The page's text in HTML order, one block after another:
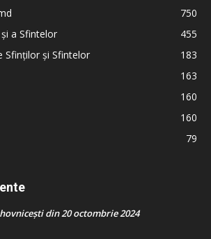
750
a Sfintelor
455
Sfinților și Sfintelor
183
163
160
160
79
din 20 octombrie 2024